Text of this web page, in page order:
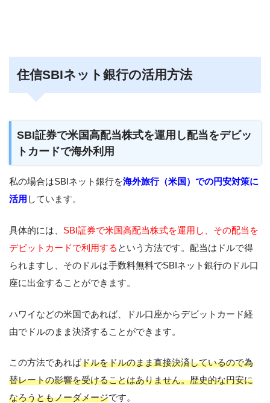
住信SBIネット銀行の活用方法
SBI証券で米国高配当株式を運用し配当をデビッ
トカードで海外利用
私の場合はSBIネット銀行を海外旅行（米国）での円安対策に
活用 しています。
具体的には、 SBI証券で米国高配当株式を運用し、その配当を
デビットカードで利用する という方法です。配当はドルで得
られますし、そのドルは手数料無料でSBIネット銀行のドル口
座に出金することができます。
ハワイなどの米国であれば、ドル口座からデビットカード経
由でドルのまま決済することができます。
この方法であればドルをドルのまま直接決済しているので為
替レートの影響を受けることはありません。歴史的な円安に
なろうともノーダメージです。